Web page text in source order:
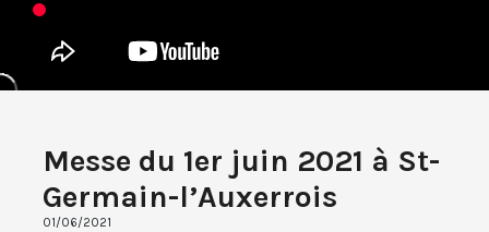
Messe du 1er juin 2021 à St-
Germain-l’Auxerrois
01/06/2021